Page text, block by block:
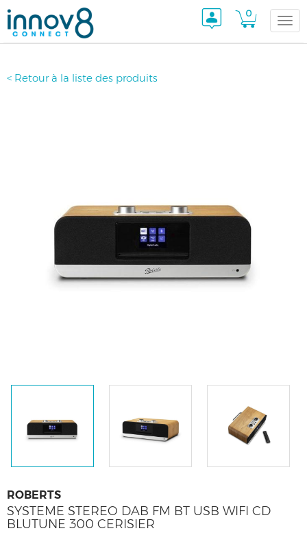
0
< Retour à la liste des produits
ROBERTS
SYSTEME STEREO DAB FM BT USB WIFI CD
BLUTUNE 300 CERISIER